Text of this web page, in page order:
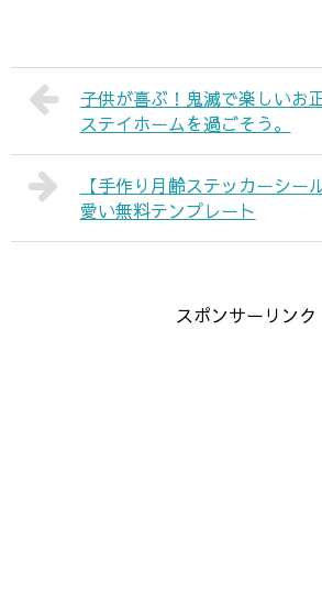
子供が喜ぶ！鬼滅で楽しいお
ステイホームを過ごそう。
【手作り月齢ステッカーシー
愛い無料テンプレート
スポンサーリンク